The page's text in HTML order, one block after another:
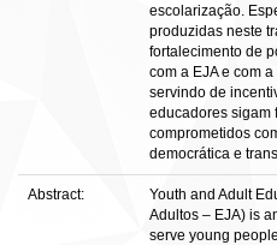
escolarização.
produzidas neste
fortalecimento de
com a EJA e com
servindo de
educadores sigam
comprometidos
democrática e
Abstract:
Youth and Adult
Adultos – EJA) is
serve young